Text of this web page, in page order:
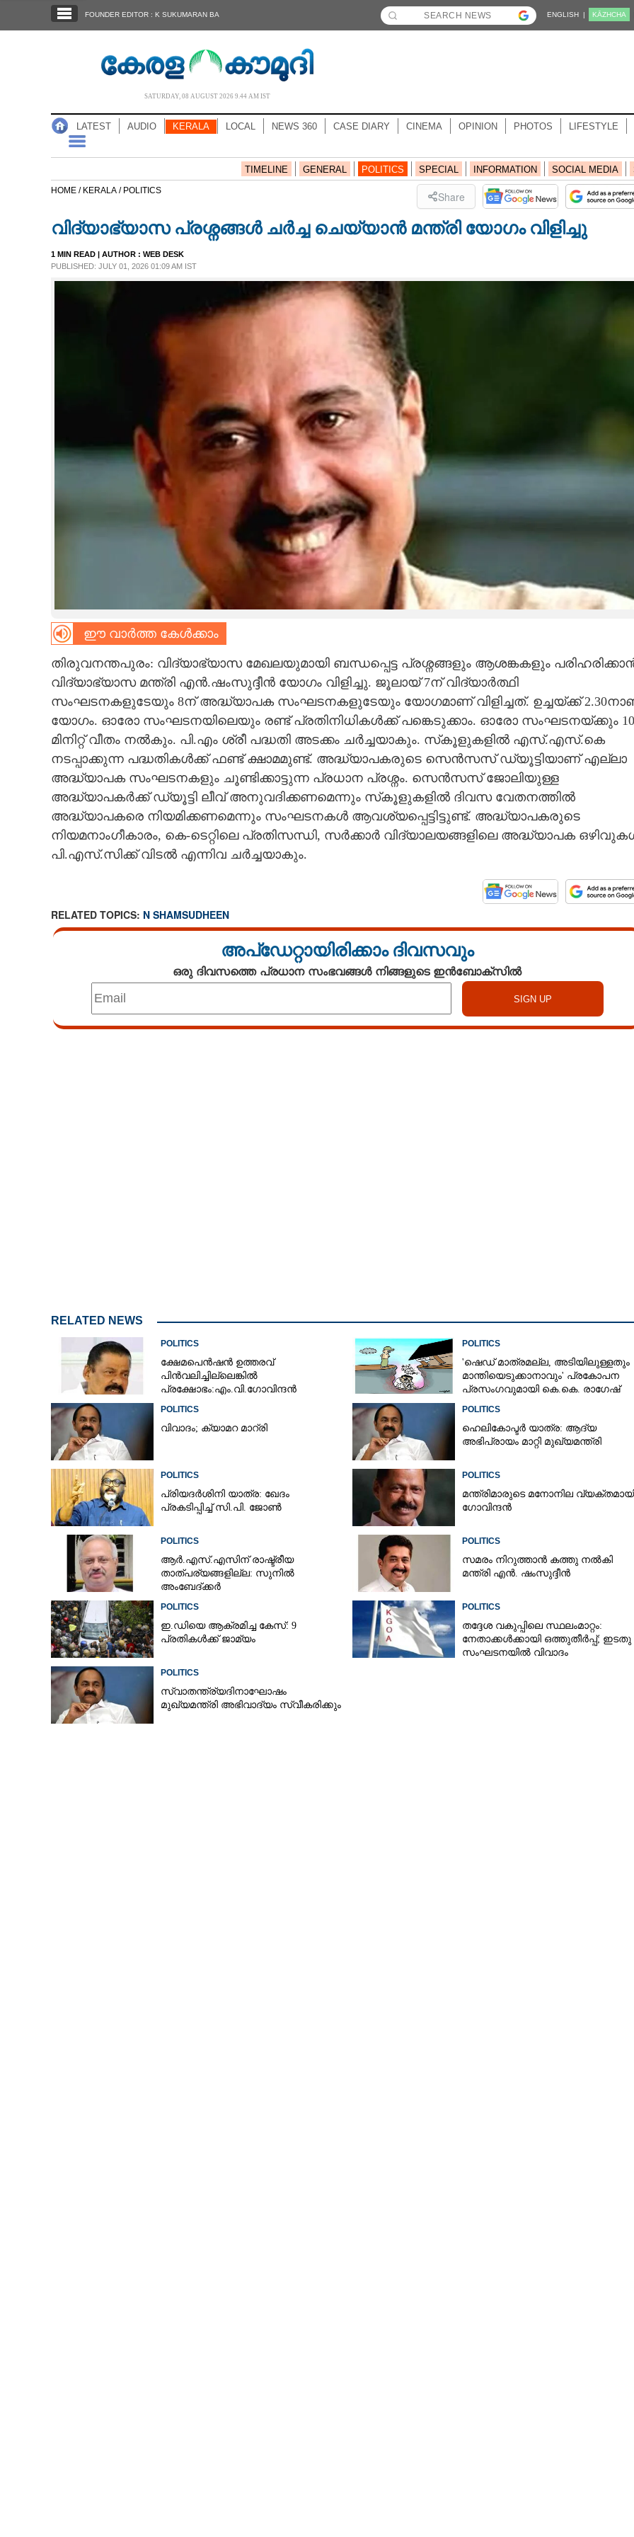
NOTIFIED NEWS
LIFESTYLE
CARTOONS
LITERATURE
CONTACT US
FOUNDER EDITOR : K SUKUMARAN BA ENGLISH | KĀZHCHA
SATURDAY, 08 AUGUST 2026 9.44 AM IST
LATEST AUDIO KERALA LOCAL NEWS 360 CASE DIARY CINEMA OPINION PHOTOS LIFESTYLE
TIMELINE GENERAL POLITICS SPECIAL INFORMATION SOCIAL MEDIA
HOME / KERALA / POLITICS Share
വിദ്യാഭ്യാസ പ്രശ്നങ്ങൾ ചർച്ച ചെയ്യാൻ മന്ത്രി യോഗം വിളിച്ചു
1 MIN READ | AUTHOR : WEB DESK
PUBLISHED: JULY 01, 2026 01:09 AM IST
ഈ വാർത്ത കേൾക്കാം
തിരുവനന്തപുരം: വിദ്യാഭ്യാസ മേഖലയുമായി ബന്ധപ്പെട്ട പ്രശ്നങ്ങളും ആശങ്കകളും
വിദ്യാഭ്യാസ മന്ത്രി എൻ.ഷംസുദ്ദീൻ യോഗം വിളിച്ചു. ജൂലായ് 7ന് വിദ്യാർത്ഥി
സംഘടനകളുടേയും 8ന് അദ്ധ്യാപക സംഘടനകളുടേയും യോഗമാണ് വിളിച്ചത്. ഉച്ചയ്ക്ക്
യോഗം. ഓരോ സംഘടനയിലെയും രണ്ട് പ്രതിനിധികൾക്ക് പങ്കെടുക്കാം. ഓരോ സംഘടനയ്ക്കും 10
മിനിറ്റ് വീതം നൽകും. പി.എം ശ്രീ പദ്ധതി അടക്കം ചർച്ചയാകും. സ്‌കൂളുകളിൽ എസ്.എസ്.കെ
നടപ്പാക്കുന്ന പദ്ധതികൾക്ക് ഫണ്ട് ക്ഷാമമുണ്ട്. അദ്ധ്യാപകരുടെ സെൻസസ് ഡ്യൂട്ടിയാണ് എല്ലാ
അദ്ധ്യാപക സംഘടനകളും ചൂണ്ടിക്കാട്ടുന്ന പ്രധാന പ്രശ്നം. സെൻസസ് ജോലിയുള്ള
അദ്ധ്യാപകർക്ക് ഡ്യൂട്ടി ലീവ് അനുവദിക്കണമെന്നും സ്‌കൂളുകളിൽ ദിവസ വേതനത്തിൽ
അദ്ധ്യാപകരെ നിയമിക്കണമെന്നും സംഘടനകൾ ആവശ്യപ്പെട്ടിട്ടുണ്ട്. അദ്ധ്യാപകരുടെ
നിയമനാംഗീകാരം, കെ-ടെറ്റിലെ പ്രതിസന്ധി, സർക്കാർ വിദ്യാലയങ്ങളിലെ അദ്ധ്യാപക
പി.എസ്.സിക്ക് വിടൽ എന്നിവ ചർച്ചയാകും.
RELATED TOPICS: N SHAMSUDHEEN
അപ്ഡേറ്റായിരിക്കാം ദിവസവും
ഒരു ദിവസത്തെ പ്രധാന സംഭവങ്ങൾ നിങ്ങളുടെ ഇൻബോക്സിൽ
RELATED NEWS
POLITICS
ക്ഷേമപെൻഷൻ ഉത്തരവ്
പിൻവലിച്ചില്ലെങ്കിൽ
പ്രക്ഷോഭം:എം.വി.ഗോവിന്ദൻ
POLITICS
'ഷെഡ് മാത്രമല്ല, അടിയിലുള്ളതും
മാന്തിയെടുക്കാനാവും' പ്രകോപന
പ്രസംഗവുമായി കെ.കെ. രാഗേഷ്
POLITICS
വിവാദം; ക്യാമറ മാറ്രി
POLITICS
ഹെലികോപ്ടർ യാത്ര: ആദ്യ
അഭിപ്രായം മാറ്റി മുഖ്യമന്ത്രി
POLITICS
പ്രിയദർശിനി യാത്ര: ഖേദം
പ്രകടിപ്പിച്ച് സി.പി. ജോൺ
POLITICS
മന്ത്രിമാരുടെ മനോനില
ഗോവിന്ദൻ
POLITICS
ആർ.എസ്.എസിന് രാഷ്ട്രീയ
താത്പര്യങ്ങളില്ല: സുനിൽ
അംബേദ്ക്കർ
POLITICS
സമരം നിറുത്താൻ കത്തു നൽകി
മന്ത്രി എൻ. ഷംസുദ്ദീൻ
POLITICS
ഇ.ഡിയെ ആക്രമിച്ച കേസ്: 9
പ്രതികൾക്ക് ജാമ്യം
POLITICS
തദ്ദേശ വകുപ്പിലെ സ്ഥലംമാറ്റം:
നേതാക്കൾക്കായി ഒത്തുതീർപ്പ്; ഇടതു
സംഘടനയിൽ വിവാദം
POLITICS
സ്വാതന്ത്ര്യദിനാഘോഷം
മുഖ്യമന്ത്രി അഭിവാദ്യം സ്വീകരിക്കും
Copy Link